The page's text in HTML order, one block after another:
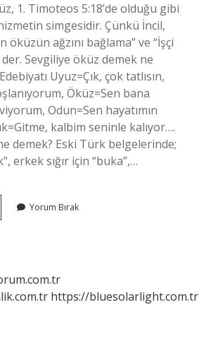
1. Timoteos 5:18’de olduğu gibi
hizmetin simgesidir. Çünkü İncil,
öküzün ağzını bağlama” ve “İşçi
Sevgiliye öküz demek ne
Uyuz=Çık, çok tatlısın,
Öküz=Sen bana
Odun=Sen hayatımın
kalbim seninle kalıyor….
demek? Eski Türk belgelerinde;
erkek sığır için “buka”,…
Yorum Bırak
https://bluesolarlight.com.tr